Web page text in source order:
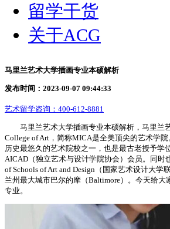
留学干货
关于ACG
马里兰艺术大学插画专业本硕解析
发布时间：2023-09-07 09:44:33
艺术留学咨询： 400-612-8881
马里兰艺术大学插画专业本硕解析，马里兰
College of Art，简称MICA是全美顶尖的艺术学
历史最悠久的艺术院校之一，也是最古老授予学
AICAD（独立艺术与设计学院协会）会员。同时
of Schools of Art and Design（国家艺术设计大学
兰州最大城市巴尔的摩（Baltimore）。今天给
专业。